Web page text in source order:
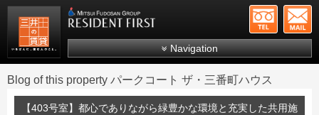
Mitsui Resident First Mitsui Fudosan Group
Navigation
About Us
Blog of this property パークコート ザ・三番町ハウス
【403号室】都心でありながら緑豊かな環境と充実した共用施